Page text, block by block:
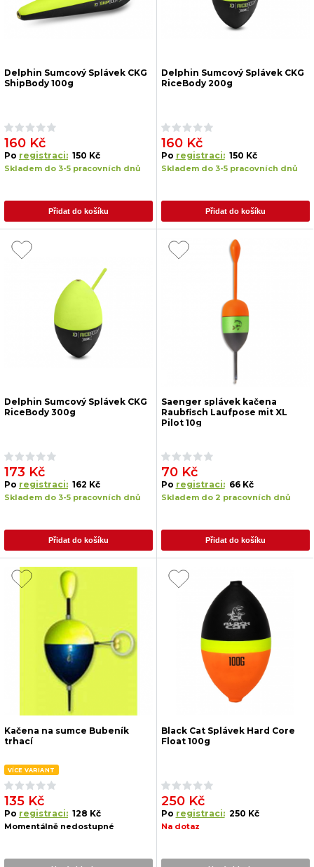
Delphin Sumcový Splávek CKG
ShipBody 100g
160 Kč
Po registraci: 150 Kč
Skladem do 3-5 pracovních dnů
Přidat do košíku
Delphin Sumcový Splávek CKG
RiceBody 200g
160 Kč
Po registraci: 150 Kč
Skladem do 3-5 pracovních dnů
Přidat do košíku
Delphin Sumcový Splávek CKG
RiceBody 300g
173 Kč
Po registraci: 162 Kč
Skladem do 3-5 pracovních dnů
Přidat do košíku
Saenger splávek kačena
Raubfisch Laufpose mit XL
Pilot 10g
70 Kč
Po registraci: 66 Kč
Skladem do 2 pracovních dnů
Přidat do košíku
Kačena na sumce Bubeník
trhací
VÍCE VARIANT
135 Kč
Po registraci: 128 Kč
Momentálně nedostupné
Black Cat Splávek Hard Core
Float 100g
250 Kč
Po registraci: 250 Kč
Na dotaz